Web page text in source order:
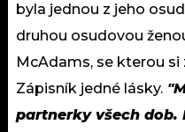
byla jednou z jeho
druhou osudovou
McAdams, se kterou
Zápisník jedné lásky.
partnerky všech dob.